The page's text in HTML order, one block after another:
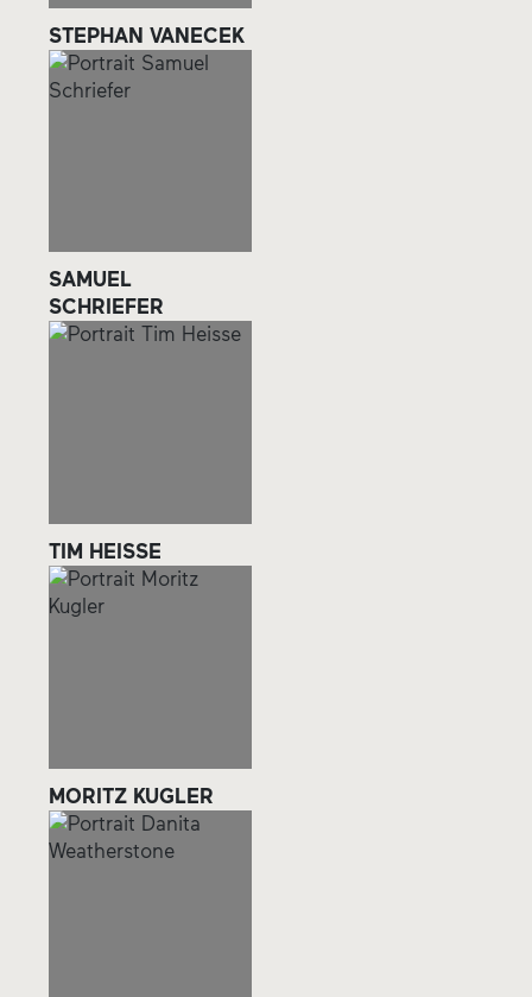
STEPHAN VANECEK
SAMUEL
SCHRIEFER
TIM HEISSE
MORITZ KUGLER